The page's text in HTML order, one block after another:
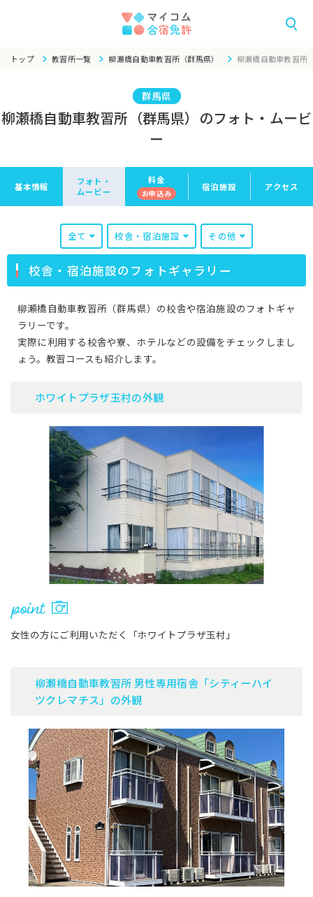
トップ 教習所一覧 柳瀬橋自動車教習所（群馬県） 柳瀬橋自動車教習所
群馬県
柳瀬橋自動車教習所（群馬県）のフォト・ムービ
ー
基本情報
フォト・
ムービー
料金
お申込み
宿泊施設 アクセス
全て 校舎・宿泊施設 その他
校舎・宿泊施設のフォトギャラリー
柳瀬橋自動車教習所（群馬県）の校舎や宿泊施設のフォトギャ
ラリーです。
実際に利用する校舎や寮、ホテルなどの設備をチェックしまし
ょう。教習コースも紹介します。
ホワイトプラザ玉村の外観
女性の方にご利用いただく「ホワイトプラザ玉村」
柳瀬橋自動車教習所 男性専用宿舎「シティーハイ
ツクレマチス」の外観